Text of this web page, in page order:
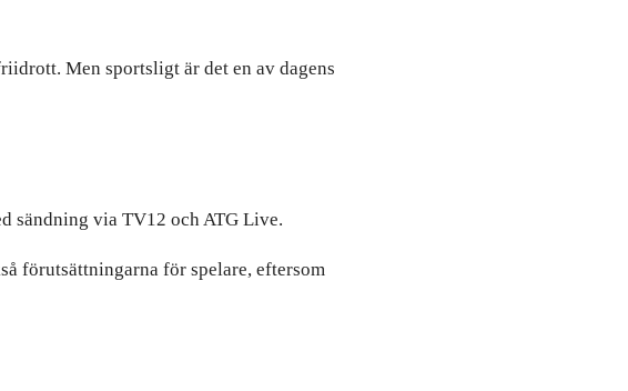
Men sportsligt är det en av dagens
sändning via TV12 och ATG Live.
förutsättningarna för spelare, eftersom